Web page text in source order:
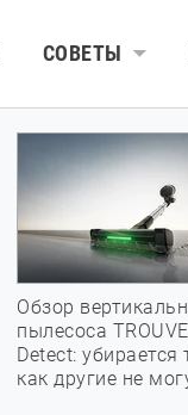
СОВЕТЫ
Обзор
пылесоса
Detect: убирается
как другие не